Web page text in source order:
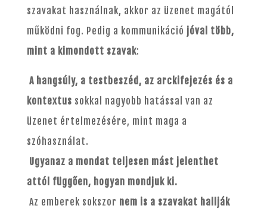
szavakat használnak, akkor az üzenet magától
működni fog. Pedig a kommunikáció jóval több,
mint a kimondott szavak:
A hangsúly, a testbeszéd, az arckifejezés és a
kontextus sokkal nagyobb hatással van az
üzenet értelmezésére, mint maga a
szóhasználat.
Ugyanaz a mondat teljesen mást jelenthet
attól függően, hogyan mondjuk ki.
Az emberek sokszor nem is a szavakat hallják